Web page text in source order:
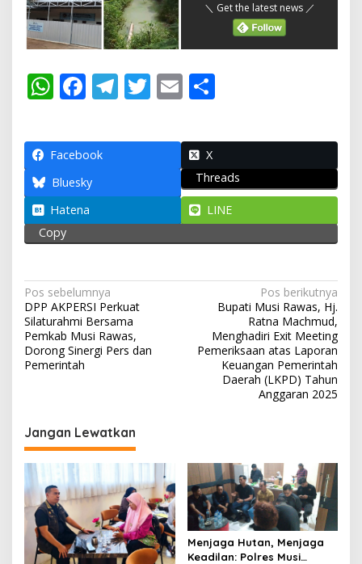
＼ Get the latest news ／
W
at
s
A
p
p
F
e
b
o
o
k
T
e
a
m
T
itt
E
ai
l
ar
e
Facebook
X
Bluesky
Threads
Hatena
LINE
Copy
N
a
v
i
s
i
p
o
s
Pos sebelumnya
DPP AKPERSI Perkuat
Silaturahmi Bersama
Pemkab Musi Rawas,
Dorong Sinergi Pers dan
Pemerintah
Pos berikutnya
Bupati Musi Rawas, Hj.
Ratna Machmud,
Menghadiri Exit Meeting
Pemeriksaan atas Laporan
Keuangan Pemerintah
Daerah (LKPD) Tahun
Anggaran 2025
Jangan Lewatkan
Menjaga Hutan, Menjaga
Keadilan: Polres Musi